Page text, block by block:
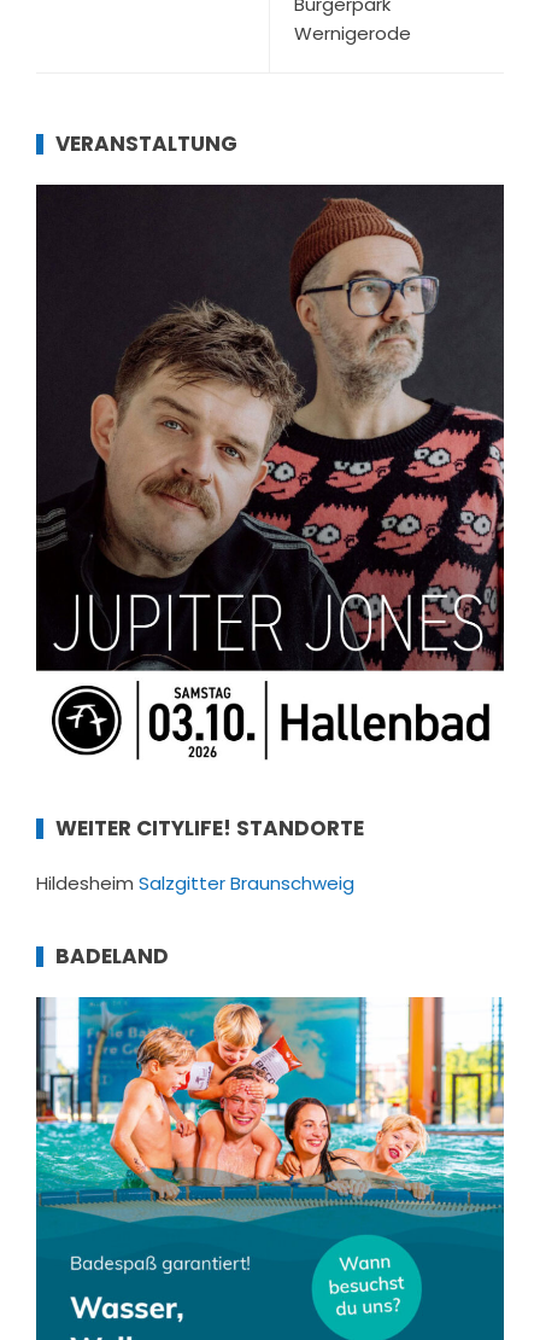
Wernigerode
VERANSTALTUNG
WEITER CITYLIFE! STANDORTE
Hildesheim SalzgitterBraunschweig
BADELAND